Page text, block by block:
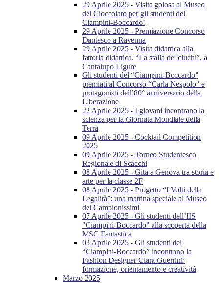
29 Aprile 2025 - Visita golosa al Museo
del Cioccolato per gli studenti del
Ciampini-Boccardo!
29 Aprile 2025 - Premiazione Concorso
Dantesco a Ravenna
29 Aprile 2025 - Visita didattica alla
fattoria didattica. “La stalla dei ciuchi”, a
Cantalupo Ligure
Gli studenti del “Ciampini-Boccardo”
premiati al Concorso “Carla Nespolo” e
protagonisti dell’80° anniversario della
Liberazione
22 Aprile 2025 - I giovani incontrano la
scienza per la Giornata Mondiale della
Terra
09 Aprile 2025 - Cocktail Competition
2025
09 Aprile 2025 - Torneo Studentesco
Regionale di Scacchi
08 Aprile 2025 - Gita a Genova tra storia e
arte per la classe 2F
08 Aprile 2025 - Progetto “I Volti della
Legalità”: una mattina speciale al Museo
dei Campionissimi
07 Aprile 2025 - Gli studenti dell’IIS
"Ciampini-Boccardo" alla scoperta della
MSC Fantastica
03 Aprile 2025 - Gli studenti del
“Ciampini-Boccardo” incontrano la
Fashion Designer Clara Guerrini:
formazione, orientamento e creatività
Marzo 2025